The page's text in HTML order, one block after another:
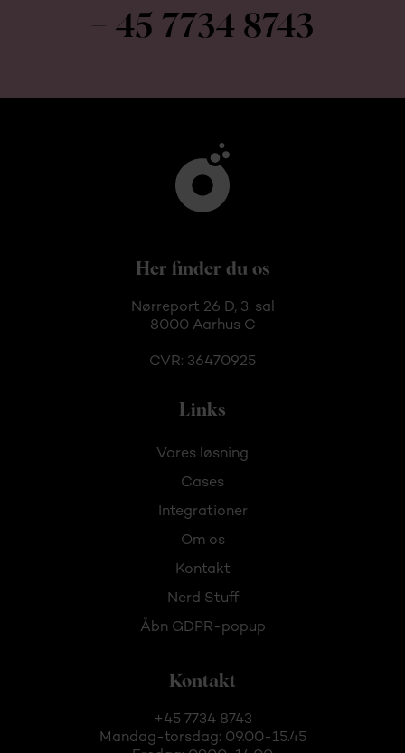
+ 45 7734 8743
Her finder du os
Nørreport 26 D, 3. sal
8000 Aarhus C
CVR: 36470925
Links
Vores løsning
Cases
Integrationer
Om os
Kontakt
Nerd Stuff
Åbn GDPR-popup
Kontakt
+45 7734 8743
Mandag-torsdag: 09.00-15.45